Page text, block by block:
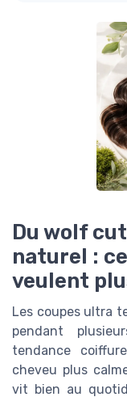
Du wolf
naturel :
veulent
Les coupes ultra
pendant
tendance
cheveu plus
vit bien au